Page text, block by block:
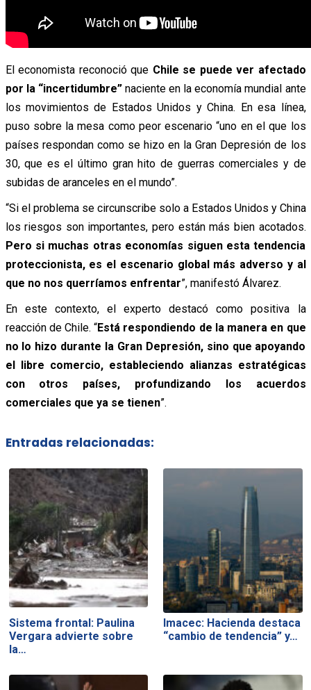
El economista reconoció que Chile se puede ver afectado
por la “incertidumbre”naciente en la economía mundial ante
los movimientos de Estados Unidos y China. En esa línea,
puso sobre la mesa como peor escenario “uno en el que los
países respondan como se hizo en la Gran Depresión de los
30, que es el último gran hito de guerras comerciales y de
subidas de aranceles en el mundo”.
“Si el problema se circunscribe solo a Estados Unidos y China
los riesgos son importantes, pero están más bien acotados.
Pero si muchas otras economías siguen esta tendencia
proteccionista, es el escenario global más adverso y al
que no nos querríamos enfrentar”, manifestó Álvarez.
En este contexto, el experto destacó como positiva la
reacción de Chile. “Está respondiendo de la manera en que
no lo hizo durante la Gran Depresión, sino que apoyando
el libre comercio, estableciendo alianzas estratégicas
con otros países, profundizando los acuerdos
comerciales que ya se tienen”.
Entradas relacionadas:
Sistema frontal: Paulina
Vergara advierte sobre
la…
Imacec: Hacienda destaca
“cambio de tendencia” y…